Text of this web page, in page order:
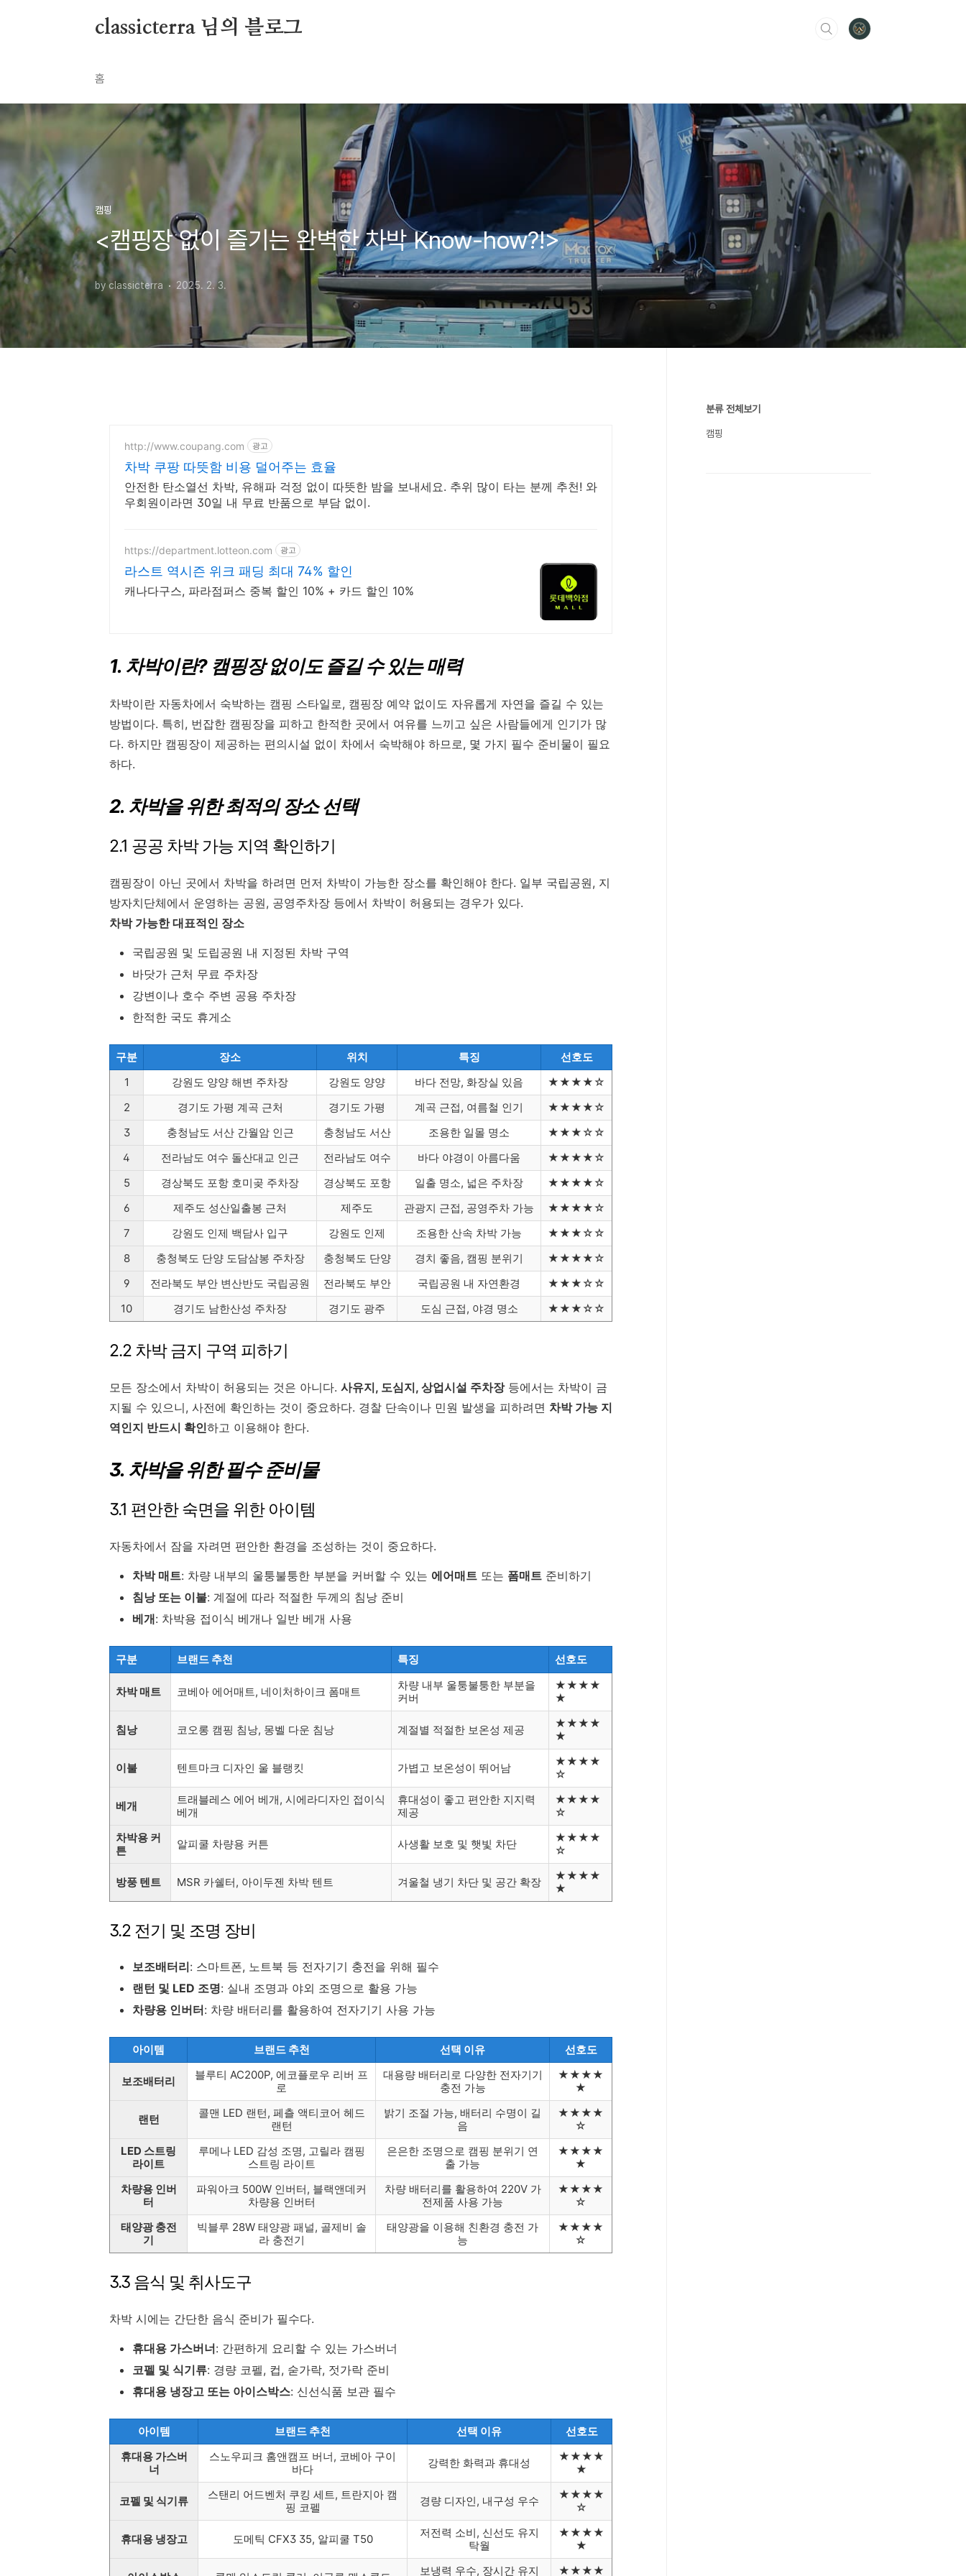
classicterra 님의 블로그
홈
캠핑
<캠핑장 없이 즐기는 완벽한 차박 Know-how?!>
by classicterra 2025. 2. 3.
http://www.coupang.com 광고
차박 쿠팡 따뜻함 비용 덜어주는 효율
안전한 탄소열선 차박, 유해파 걱정 없이 따뜻한 밤을 보내세요. 추위 많이 타는 분께 추천! 와
우회원이라면 30일 내 무료 반품으로 부담 없이.
https://department.lotteon.com 광고
라스트 역시즌 위크 패딩 최대 74% 할인
캐나다구스, 파라점퍼스 중복 할인 10% + 카드 할인 10%
1. 차박이란? 캠핑장 없이도 즐길 수 있는 매력
차박이란 자동차에서 숙박하는 캠핑 스타일로, 캠핑장 예약 없이도 자유롭게 자연을 즐길 수 있는
방법이다. 특히, 번잡한 캠핑장을 피하고 한적한 곳에서 여유를 느끼고 싶은 사람들에게 인기가 많
다. 하지만 캠핑장이 제공하는 편의시설 없이 차에서 숙박해야 하므로, 몇 가지 필수 준비물이 필요
하다.
2. 차박을 위한 최적의 장소 선택
2.1 공공 차박 가능 지역 확인하기
캠핑장이 아닌 곳에서 차박을 하려면 먼저 차박이 가능한 장소를 확인해야 한다. 일부 국립공원, 지
방자치단체에서 운영하는 공원, 공영주차장 등에서 차박이 허용되는 경우가 있다.
차박 가능한 대표적인 장소
국립공원 및 도립공원 내 지정된 차박 구역
바닷가 근처 무료 주차장
강변이나 호수 주변 공용 주차장
한적한 국도 휴게소
구분 장소 위치 특징
선호도
1
강원도 양양 해변 주차장 강원도 양양 바다 전망, 화장실 있음
★★★★☆
2
경기도 가평 계곡 근처 경기도 가평 계곡 근접, 여름철 인기
★★★★☆
3
충청남도 서산 간월암 인근 충청남도 서산 조용한 일몰 명소
★★★☆☆
4
전라남도 여수 돌산대교 인근 전라남도 여수 바다 야경이 아름다움
★★★★☆
5
경상북도 포항 호미곶 주차장 경상북도 포항 일출 명소, 넓은 주차장
★★★★☆
6
제주도 성산일출봉 근처 제주도 관광지 근접, 공영주차 가능
★★★★☆
7
강원도 인제 백담사 입구 강원도 인제 조용한 산속 차박 가능
★★★☆☆
8
충청북도 단양 도담삼봉 주차장 충청북도 단양 경치 좋음, 캠핑 분위기
★★★★☆
9
전라북도 부안 변산반도 국립공원 전라북도 부안 국립공원 내 자연환경
★★★☆☆
10
경기도 남한산성 주차장 경기도 광주 도심 근접, 야경 명소 ★★★☆☆
2.2 차박 금지 구역 피하기
모든 장소에서 차박이 허용되는 것은 아니다. 사유지, 도심지, 상업시설 주차장등에서는 차박이 금
지될 수 있으니, 사전에 확인하는 것이 중요하다. 경찰 단속이나 민원 발생을 피하려면 차박 가능 지
역인지 반드시 확인하고 이용해야 한다.
3. 차박을 위한 필수 준비물
3.1 편안한 숙면을 위한 아이템
자동차에서 잠을 자려면 편안한 환경을 조성하는 것이 중요하다.
차박 매트: 차량 내부의 울퉁불퉁한 부분을 커버할 수 있는 에어매트 또는 폼매트 준비하기
침낭 또는 이불: 계절에 따라 적절한 두께의 침낭 준비
베개: 차박용 접이식 베개나 일반 베개 사용
구분 브랜드 추천 특징 선호도
차박 매트 코베아 에어매트, 네이처하이크 폼매트
차량 내부 울퉁불퉁한 부분을
커버
★★★★
★
침낭 코오롱 캠핑 침낭, 몽벨 다운 침낭 계절별 적절한 보온성 제공
★★★★
★
이불 텐트마크 디자인 울 블랭킷 가볍고 보온성이 뛰어남
★★★★
☆
베개
트래블레스 에어 베개, 시에라디자인 접이식
베개
휴대성이 좋고 편안한 지지력
제공
★★★★
☆
차박용 커
튼
알피쿨 차량용 커튼 사생활 보호 및 햇빛 차단
★★★★
☆
방풍 텐트 MSR 카쉘터, 아이두젠 차박 텐트 겨울철 냉기 차단 및 공간 확장
★★★★
★
3.2 전기 및 조명 장비
보조배터리: 스마트폰, 노트북 등 전자기기 충전을 위해 필수
랜턴 및 LED 조명: 실내 조명과 야외 조명으로 활용 가능
차량용 인버터: 차량 배터리를 활용하여 전자기기 사용 가능
아이템 브랜드 추천 선택 이유 선호도
보조배터리
블루티 AC200P, 에코플로우 리버 프
로
대용량 배터리로 다양한 전자기기
충전 가능
★★★★
★
랜턴
콜맨 LED 랜턴, 페츨 액티코어 헤드
랜턴
밝기 조절 가능, 배터리 수명이 길
음
★★★★
☆
LED 스트링
라이트
루메나 LED 감성 조명, 고릴라 캠핑
스트링 라이트
은은한 조명으로 캠핑 분위기 연
출 가능
★★★★
★
차량용 인버
터
파워아크 500W 인버터, 블랙앤데커
차량용 인버터
차량 배터리를 활용하여 220V 가
전제품 사용 가능
★★★★
☆
태양광 충전
기
빅블루 28W 태양광 패널, 골제비 솔
라 충전기
태양광을 이용해 친환경 충전 가
능
★★★★
☆
3.3 음식 및 취사도구
차박 시에는 간단한 음식 준비가 필수다.
휴대용 가스버너: 간편하게 요리할 수 있는 가스버너
코펠 및 식기류: 경량 코펠, 컵, 숟가락, 젓가락 준비
휴대용 냉장고 또는 아이스박스: 신선식품 보관 필수
아이템 브랜드 추천 선택 이유
선호도
휴대용 가스버
너
스노우피크 홈앤캠프 버너, 코베아 구이
바다
강력한 화력과 휴대성
★★★★
★
코펠 및 식기류
스탠리 어드벤처 쿠킹 세트, 트란지아 캠
핑 코펠
경량 디자인, 내구성 우수
★★★★
☆
휴대용 냉장고 도메틱 CFX3 35, 알피쿨 T50
저전력 소비, 신선도 유지
탁월
★★★★
★
보냉력 우수, 장시간 유지 ★★★★
분류 전체보기
캠핑